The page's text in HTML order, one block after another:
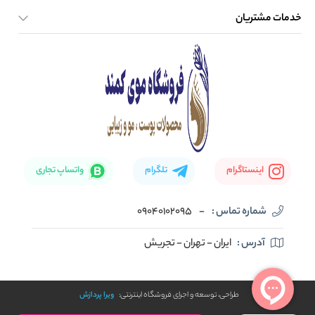
صفحه اصلی
خدمات مشتریان
اینستاگرام تلگرام واتساپ تجاری
شماره تماس : -
09040102095
آدرس : ایران - تهران - تجریش
طراحی، توسعه و اجرای فروشگاه اینترنتی: ویرا پردازش